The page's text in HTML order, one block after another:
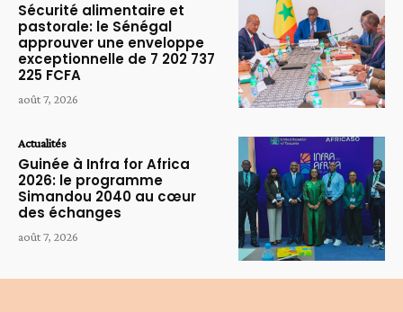
Sécurité alimentaire et
pastorale: le Sénégal
approuver une enveloppe
exceptionnelle de 7 202 737
225 FCFA
août 7, 2026
Actualités
Guinée à Infra for Africa
2026: le programme
Simandou 2040 au cœur
des échanges
août 7, 2026